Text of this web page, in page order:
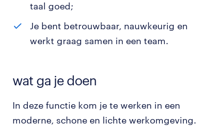
taal goed;
Je bent betrouwbaar, nauwkeurig en
werkt graag samen in een team.
wat ga je doen
In deze functie kom je te werken in een
moderne, schone en lichte werkomgeving.